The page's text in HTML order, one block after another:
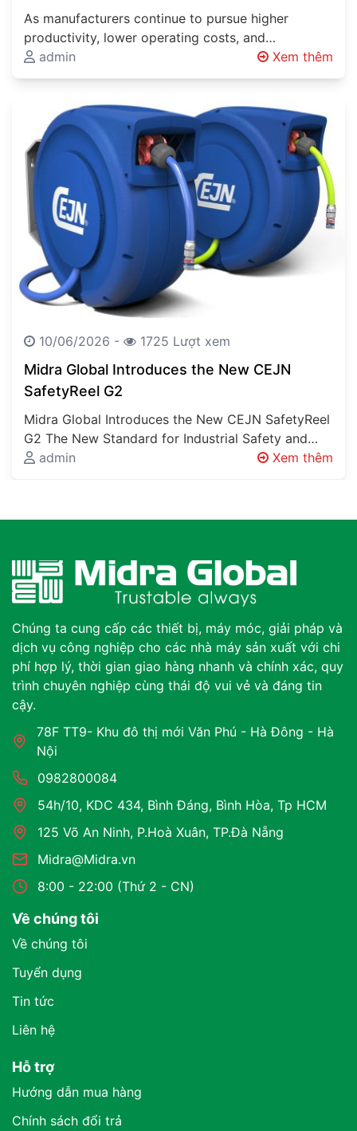
Automotive Manufacturers
As manufacturers continue to pursue higher
productivity, lower operating costs, and
sustainable production methods, innovative
material handling systems are becoming…
admin Xem thêm
10/06/2026 - 1725 Lượt xem
Midra Global Introduces the New CEJN
SafetyReel G2
Midra Global Introduces the New CEJN SafetyReel
G2 The New Standard for Industrial Safety and
Workplace Organisation Every Factory Has…
admin Xem thêm
Chúng ta cung cấp các thiết bị, máy móc, giải pháp và
dịch vụ công nghiệp cho các nhà máy sản xuất với chi
phí hợp lý, thời gian giao hàng nhanh và chính xác, quy
trình chuyên nghiệp cùng thái độ vui vẻ và đáng tin
cậy.
78F TT9- Khu đô thị mới Văn Phú - Hà Đông - Hà
Nội
0982800084
54h/10, KDC 434, Bình Đáng, Bình Hòa, Tp HCM
125 Võ An Ninh, P.Hoà Xuân, TP.Đà Nẵng
Midra@Midra.vn
8:00 - 22:00 (Thứ 2 - CN)
Về chúng tôi
Về chúng tôi
Tuyển dụng
Tin tức
Liên hệ
Hỗ trợ
Hướng dẫn mua hàng
Chính sách đổi trả